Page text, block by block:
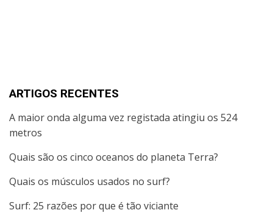
ARTIGOS RECENTES
A maior onda alguma vez registada atingiu os 524
metros
Quais são os cinco oceanos do planeta Terra?
Quais os músculos usados no surf?
Surf: 25 razões por que é tão viciante